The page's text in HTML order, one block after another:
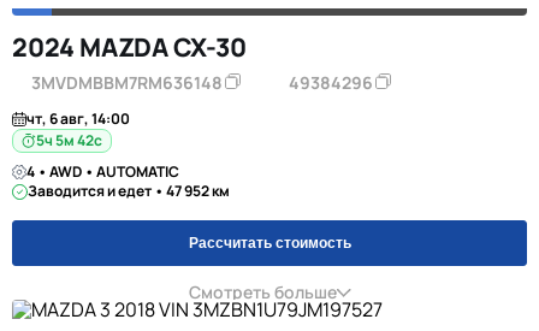
2024 MAZDA CX-30
3MVDMBBM7RM636148 49384296
чт, 6 авг, 14:00
5ч 5м 42с
4 • AWD • AUTOMATIC
Заводится и едет • 47 952 км
Рассчитать стоимость
Смотреть больше